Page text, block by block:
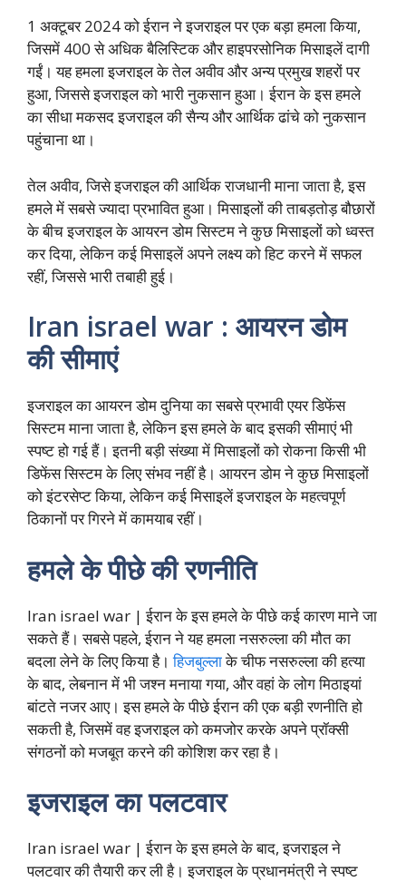
1 अक्टूबर 2024 को ईरान ने इजराइल पर एक बड़ा हमला किया,
जिसमें 400 से अधिक बैलिस्टिक और हाइपरसोनिक मिसाइलें दागी
गईं। यह हमला इजराइल के तेल अवीव और अन्य प्रमुख शहरों पर
हुआ, जिससे इजराइल को भारी नुकसान हुआ। ईरान के इस हमले
का सीधा मकसद इजराइल की सैन्य और आर्थिक ढांचे को नुकसान
पहुंचाना था।
तेल अवीव, जिसे इजराइल की आर्थिक राजधानी माना जाता है, इस
हमले में सबसे ज्यादा प्रभावित हुआ। मिसाइलों की ताबड़तोड़ बौछारों
के बीच इजराइल के आयरन डोम सिस्टम ने कुछ मिसाइलों को ध्वस्त
कर दिया, लेकिन कई मिसाइलें अपने लक्ष्य को हिट करने में सफल
रहीं, जिससे भारी तबाही हुई।
Iran israel war : आयरन डोम
की सीमाएं
इजराइल का आयरन डोम दुनिया का सबसे प्रभावी एयर डिफेंस
सिस्टम माना जाता है, लेकिन इस हमले के बाद इसकी सीमाएं भी
स्पष्ट हो गई हैं। इतनी बड़ी संख्या में मिसाइलों को रोकना किसी भी
डिफेंस सिस्टम के लिए संभव नहीं है। आयरन डोम ने कुछ मिसाइलों
को इंटरसेप्ट किया, लेकिन कई मिसाइलें इजराइल के महत्वपूर्ण
ठिकानों पर गिरने में कामयाब रहीं।
हमले के पीछे की रणनीति
Iran israel war | ईरान के इस हमले के पीछे कई कारण माने जा
सकते हैं। सबसे पहले, ईरान ने यह हमला नसरुल्ला की मौत का
बदला लेने के लिए किया है।हिजबुल्लाके चीफ नसरुल्ला की हत्या
के बाद, लेबनान में भी जश्न मनाया गया, और वहां के लोग मिठाइयां
बांटते नजर आए। इस हमले के पीछे ईरान की एक बड़ी रणनीति हो
सकती है, जिसमें वह इजराइल को कमजोर करके अपने प्रॉक्सी
संगठनों को मजबूत करने की कोशिश कर रहा है।
इजराइल का पलटवार
Iran israel war | ईरान के इस हमले के बाद, इजराइल ने
पलटवार की तैयारी कर ली है। इजराइल के प्रधानमंत्री ने स्पष्ट